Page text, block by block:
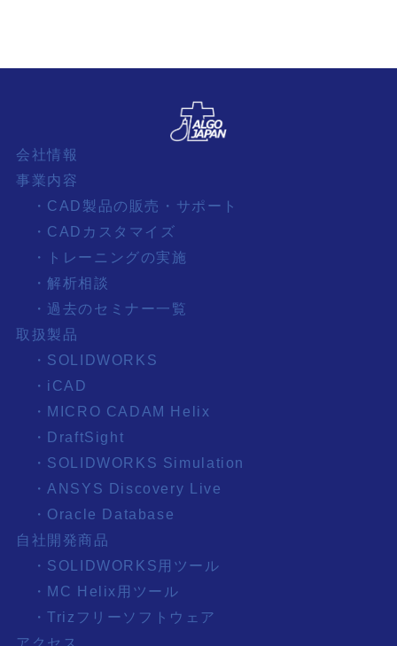
会社情報
事業内容
・CAD製品の販売・サポート
・CADカスタマイズ
・トレーニングの実施
・解析相談
・過去のセミナー一覧
取扱製品
・SOLIDWORKS
・iCAD
・MICRO CADAM Helix
・DraftSight
・SOLIDWORKS Simulation
・ANSYS Discovery Live
・Oracle Database
自社開発商品
・SOLIDWORKS用ツール
・MC Helix用ツール
・Trizフリーソフトウェア
アクセス